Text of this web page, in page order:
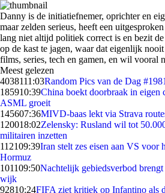
Danny is de initiatiefnemer, oprichter en
maar zelden serieus, heeft een
lang niet altijd politiek correct is en bezit de
op de kast te jagen, waar dat eigenlijk
films, series, tech en gamen, en wil vooral
Meest gelezen
4038111:03Random Pics van de Dag #1981
185910:39China boekt doorbraak in eigen
ASML groeit
145607:36MIVD-baas lekt via Strava
120018:02Zelensky: Rusland wil tot
militairen inzetten
112109:39Iran stelt zes eisen aan VS voor
Hormuz
101109:50Nachtelijk gebiedsverbod
wijk
92810:24FIFA ziet kritiek op Infantino als